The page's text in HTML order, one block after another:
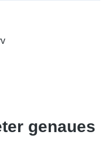
genaues